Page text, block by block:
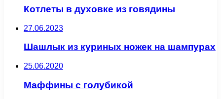
Котлеты в духовке из говядины
27.06.2023
Шашлык из куриных ножек на шампурах
25.06.2020
Маффины с голубикой